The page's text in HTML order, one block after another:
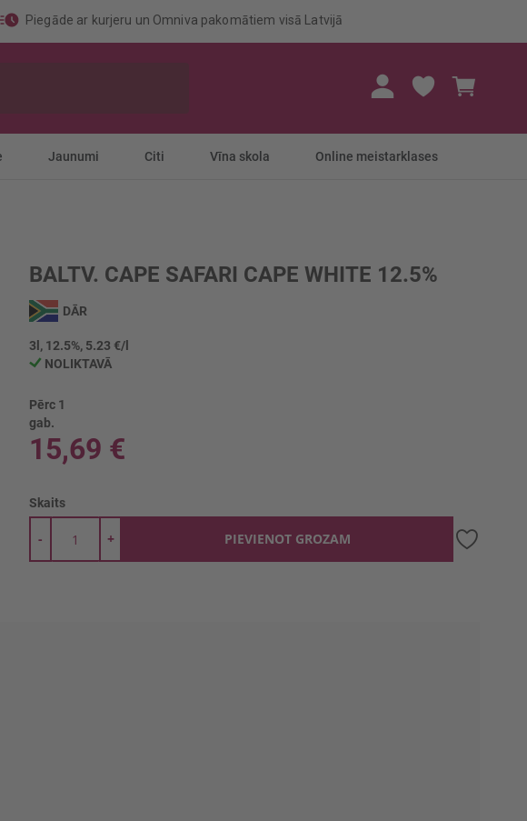
Piegāde ar kurjeru un Omniva pakomātiem visā Latvijā
Jaunumi Citi Vīna skola Online meistarklases
BALTV. CAPE SAFARI CAPE WHITE 12.5%
DĀR
3l, 12.5%, 5.23 €/l
NOLIKTAVĀ
Pērc 1
gab.
15,69 €
Skaits
+
- PIEVIENOT GROZAM